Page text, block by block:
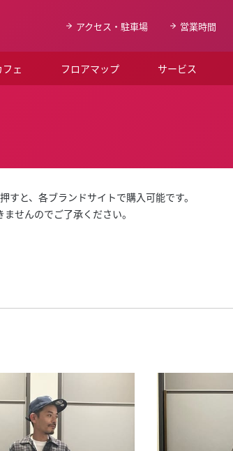
アクセス・駐車場 営業時間
ェ フロアマップ サービス
すと、各ブランドサイトで購入可能です。
せんのでご了承ください。